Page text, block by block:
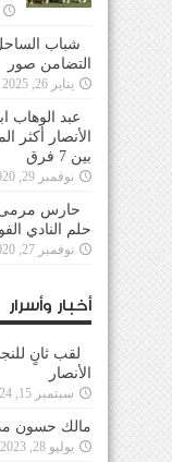
شباب
التضامن صور
يناير 26, 2025
عبد الوهاب
الأنصار
بين 7 فرق
نوفمبر 29, 2020
حارس مرمى
حلم النادي
نوفمبر 27, 2020
أخبار وأسرار
لقب ثانٍ
الأنصار
سبتمبر 15, 2024
مالك حسون
يوليو 28, 2023